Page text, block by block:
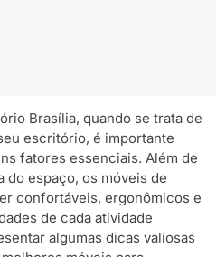
Brasília, quando se trata de
escritório, é importante
fatores essenciais. Além de
espaço, os móveis de
confortáveis, ergonômicos e
de cada atividade
algumas dicas valiosas